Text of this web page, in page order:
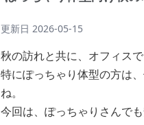
更新日 2026-05-15
秋の訪れと共に、オフィス
特にぽっちゃり体型の方は
ね。
今回は、ぽっちゃりさんで